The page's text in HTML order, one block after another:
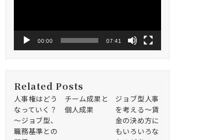
00:00 07:41
Related Posts
人事権はどう
なっていく？
～ジョブ型、
職務基準との
チーム成果と
個人成果
ジョブ型人事
を考える～賃
金の決め方に
もいろいろな